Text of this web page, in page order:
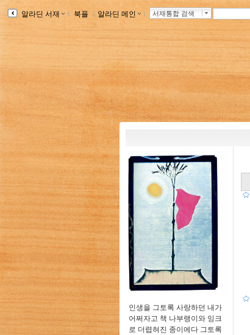
알라딘 서재 ｌ 북플 ｌ 알라딘 메인 ｌ 서재통합 검색
인생을 그토록 사랑하던 내가
어쩌자고 책 나부랭이와 잉크
로 더렵혀진 종이에다 그토록